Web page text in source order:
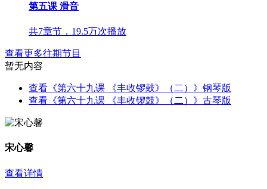
第五课 滑音
共7章节，19.5万次播放
查看更多往期节目
暂无内容
查看《第六十九课 《丰收锣鼓》（二）》钢琴版
查看《第六十九课 《丰收锣鼓》（二）》古琴版
宋心馨
查看详情